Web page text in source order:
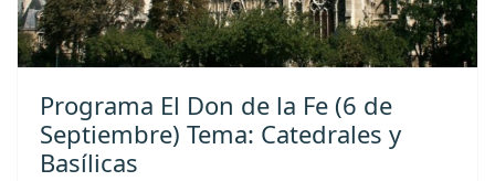
Programa El Don de la Fe (6 de
Septiembre) Tema: Catedrales y
Basílicas